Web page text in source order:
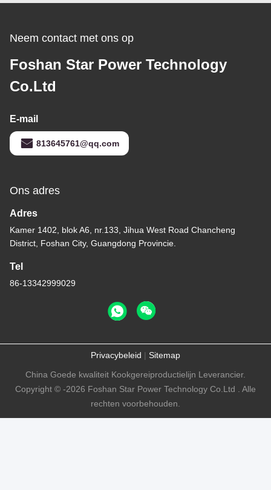
gebogen voorschoon
Neem contact met ons op
Foshan Star Power Technology
Co.Ltd
E-mail
813645761@qq.com
Ons adres
Adres
Kamer 1402, blok A6, nr.133, Jihua West Road Chancheng
District, Foshan City, Guangdong Provincie.
Tel
86-13342999029
Privacybeleid | Sitemap
China Goede kwaliteit Kookgereiproductielijn Leverancier.
Copyright © -2026 Foshan Star Power Technology Co.Ltd . Alle
rechten voorbehouden.